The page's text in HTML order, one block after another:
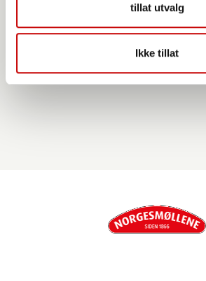
tillat utvalg
Ikke tillat